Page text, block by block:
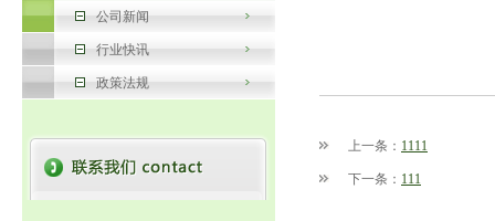
公司新闻
行业快讯
政策法规
上一条： 1111
下一条： 111